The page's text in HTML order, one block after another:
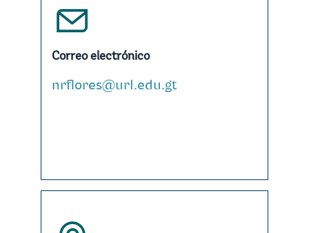
Correo electrónico
nrflores@url.edu.gt